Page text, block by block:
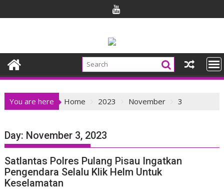
to
You are here Home 2023 November 3
Day: November 3, 2023
Satlantas Polres Pulang Pisau Ingatkan
Pengendara Selalu Klik Helm Untuk
Keselamatan